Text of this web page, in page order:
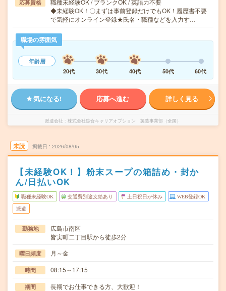
応募資格
職種未経験OK / ブランクOK / 英語力不要
◆未経験OK！〇まずは事前登録だけでもOK！履歴書不要
で気軽にオンライン登録★氏名・職種などを入力す…
職場の雰囲気
年齢層
20代
30代 40代 50代 60代
気になる! 応募へ進む 詳しく見る
派遣会社 株式会社綜合キャリアオプション 製造事業部（全国）
未読 掲載日 2026/08/05
【未経験OK！】粉末スープの箱詰め・封か
ん/日払いOK
職種未経験OK 交通費別途支給あり 土日祝日が休み WEB登録OK
派遣
勤務地
広島市南区
皆実町二丁目駅から徒歩2分
曜日頻度 月～金
時間 08:15～17:15
期間 長期でお仕事できる方、大歓迎！